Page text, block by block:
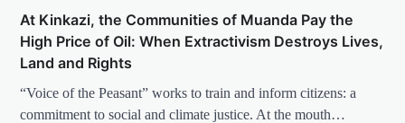
At Kinkazi, the Communities of Muanda Pay the
High Price of Oil: When Extractivism Destroys Lives,
Land and Rights
“Voice of the Peasant” works to train and inform citizens: a
commitment to social and climate justice. At the mouth…